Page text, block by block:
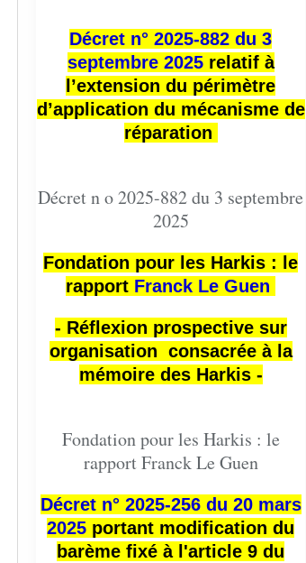
Décret n° 2025-882 du 3
septembre 2025relatif à
l’extension du périmètre
d’application du mécanisme de
réparation
Décret n o 2025-882 du 3 septembre
2025
Fondation pour les Harkis : le
rapport Franck Le Guen
- Réflexion prospective sur
organisation consacrée à la
mémoire des Harkis -
Fondation pour les Harkis : le
rapport Franck Le Guen
Décret n° 2025-256 du 20 mars
2025 portant modification du
barème fixé à l'article 9 du